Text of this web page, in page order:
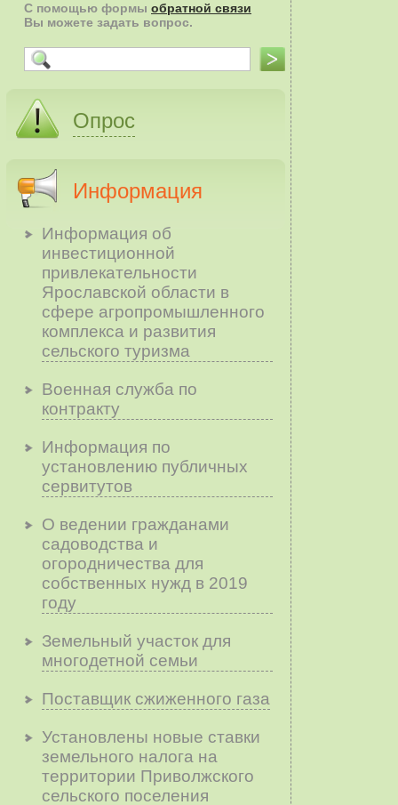
С помощью формы обратной связи
Вы можете задать вопрос.
Опрос
Информация
Информация об
инвестиционной
привлекательности
Ярославской области в
сфере агропромышленного
комплекса и развития
сельского туризма
Военная служба по
контракту
Информация по
установлению публичных
сервитутов
О ведении гражданами
садоводства и
огородничества для
собственных нужд в 2019
году
Земельный участок для
многодетной семьи
Поставщик сжиженного газа
Установлены новые ставки
земельного налога на
территории Приволжского
сельского поселения